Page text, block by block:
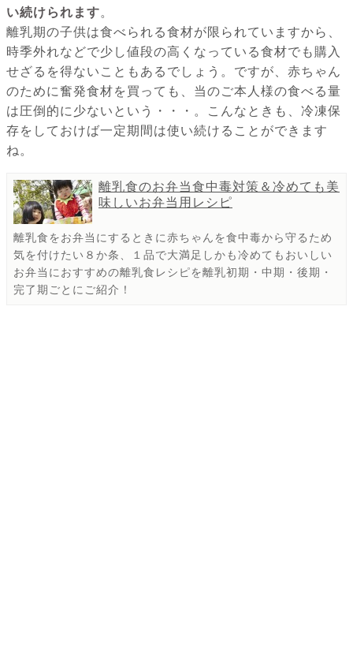
い続けられます。
離乳期の子供は食べられる食材が限られていますから、
時季外れなどで少し値段の高くなっている食材でも購入
せざるを得ないこともあるでしょう。ですが、赤ちゃん
のために奮発食材を買っても、当のご本人様の食べる量
は圧倒的に少ないという・・・。こんなときも、冷凍保
存をしておけば一定期間は使い続けることができます
ね。
離乳食のお弁当食中毒対策＆冷めても美
味しいお弁当用レシピ
離乳食をお弁当にするときに赤ちゃんを食中毒から守るため
気を付けたい８か条、１品で大満足しかも冷めてもおいしい
お弁当におすすめの離乳食レシピを離乳初期・中期・後期・
完了期ごとにご紹介！